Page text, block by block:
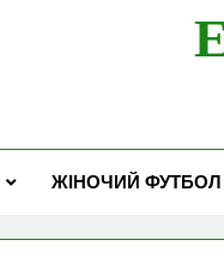
ЖІНОЧИЙ ФУТБОЛ